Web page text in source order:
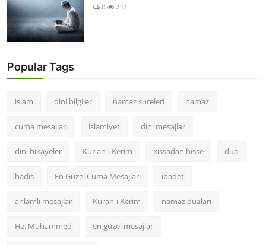
0 232
Popular Tags
islam dini bilgiler namaz sureleri namaz
cuma mesajları islamiyet dini mesajlar
dini hikayeler Kur'an-ı Kerim kıssadan hisse dua
hadis En Güzel Cuma Mesajları ibadet
anlamlı mesajlar Kuran-ı Kerim namaz duaları
Hz. Muhammed en güzel mesajlar